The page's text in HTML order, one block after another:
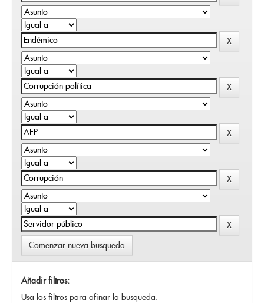
Comenzar nueva busqueda
Añadir filtros:
Usa los filtros para afinar la busqueda.